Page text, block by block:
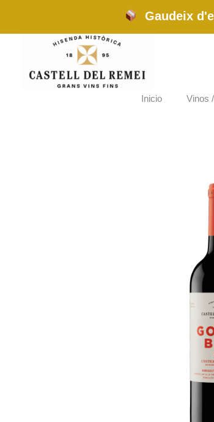
Gaudeix
contenido
Inicio Vinos